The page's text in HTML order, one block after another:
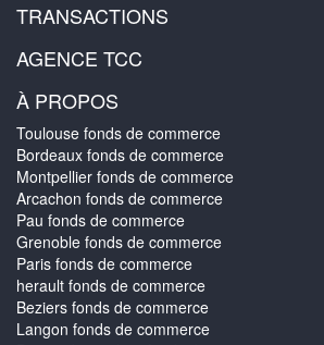
TRANSACTIONS
AGENCE TCC
À PROPOS
Toulouse fonds de commerce
Bordeaux fonds de commerce
Montpellier fonds de commerce
Arcachon fonds de commerce
Pau fonds de commerce
Grenoble fonds de commerce
Paris fonds de commerce
herault fonds de commerce
Beziers fonds de commerce
Langon fonds de commerce